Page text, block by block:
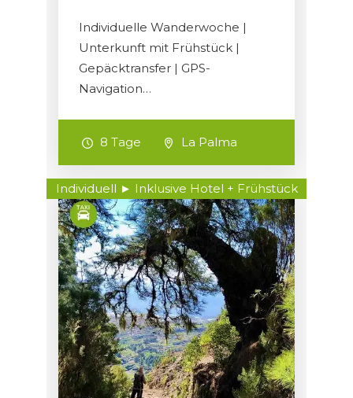
Individuelle Wanderwoche |
Unterkunft mit Frühstück |
Gepäcktransfer | GPS-
Navigation…
8 Tage La Palma
Individuell ► Inklusive Hotel + Frühstück